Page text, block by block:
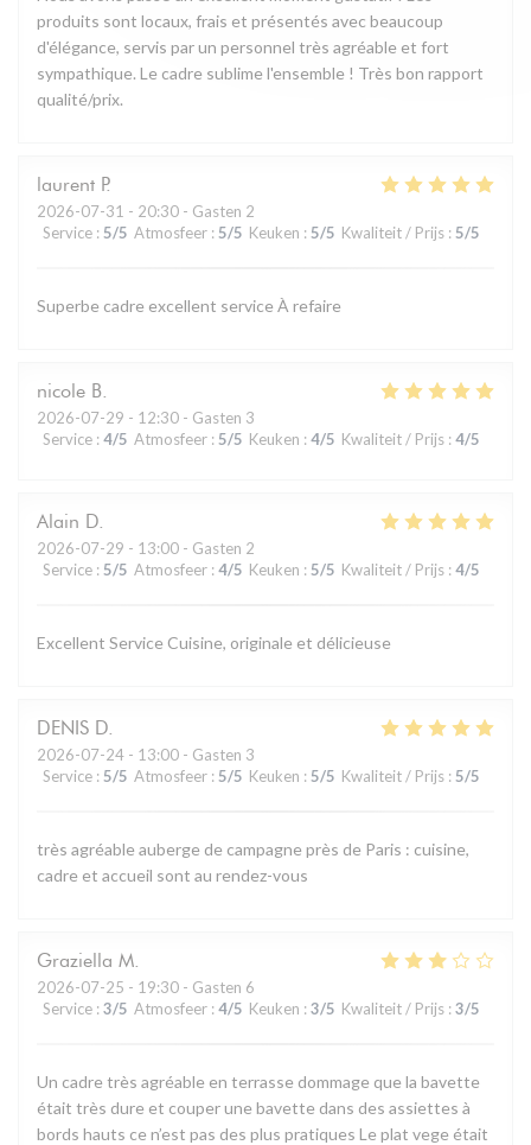
produits sont locaux, frais et présentés avec beaucoup
d'élégance, servis par un personnel très agréable et fort
sympathique. Le cadre sublime l'ensemble ! Très bon rapport
qualité/prix.
laurent P
2026-07-31 - 20:30 - Gasten 2
Service : 5/5 Atmosfeer : 5/5 Keuken : 5/5 Kwaliteit / Prijs : 5/5
Superbe cadre excellent service À refaire
nicole B
2026-07-29 - 12:30 - Gasten 3
Service : 4/5 Atmosfeer : 5/5 Keuken : 4/5 Kwaliteit / Prijs : 4/5
Alain D
2026-07-29 - 13:00 - Gasten 2
Service : 5/5 Atmosfeer : 4/5 Keuken : 5/5 Kwaliteit / Prijs : 4/5
Excellent Service Cuisine, originale et délicieuse
DENIS D
2026-07-24 - 13:00 - Gasten 3
Service : 5/5 Atmosfeer : 5/5 Keuken : 5/5 Kwaliteit / Prijs : 5/5
très agréable auberge de campagne près de Paris : cuisine,
cadre et accueil sont au rendez-vous
Graziella M
2026-07-25 - 19:30 - Gasten 6
Service : 3/5 Atmosfeer : 4/5 Keuken : 3/5 Kwaliteit / Prijs : 3/5
Un cadre très agréable en terrasse dommage que la bavette
était très dure et couper une bavette dans des assiettes à
bords hauts ce n’est pas des plus pratiques Le plat vege était